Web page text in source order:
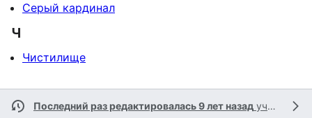
Серый кардинал
Ч
Чистилище
Последний раз редактировалась 9 лет назад участником